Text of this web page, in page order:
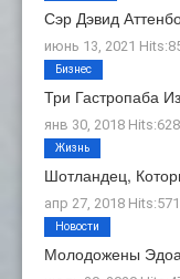
Сэр Дэвид
июнь 13, 2021
Три Гастропаба
янв 30, 2018
Бизнес
Шотландец,
апр 27, 2018
Жизнь
Молодожены
Новости